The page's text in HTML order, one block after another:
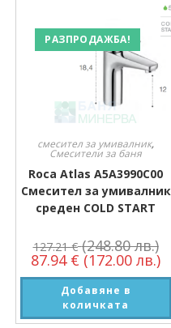
РАЗПРОДАЖБА!
смесител за умивалник,
Смесители за баня
Roca Atlas A5A3990C00
Смесител за умивалник
среден COLD START
127.21€ (248.80 лв.)
87.94 € (172.00 лв.)
Добавяне в
количката